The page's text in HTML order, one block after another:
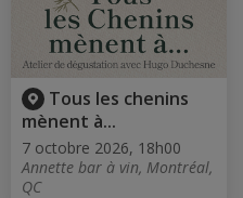
Tous les chenins
mènent à...
7 octobre 2026, 18h00
Annette bar à vin, Montréal,
QC